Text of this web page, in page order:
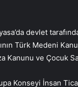
devlet
Türk Medeni
Kanunu ve Çocuk
Konseyi İnsan